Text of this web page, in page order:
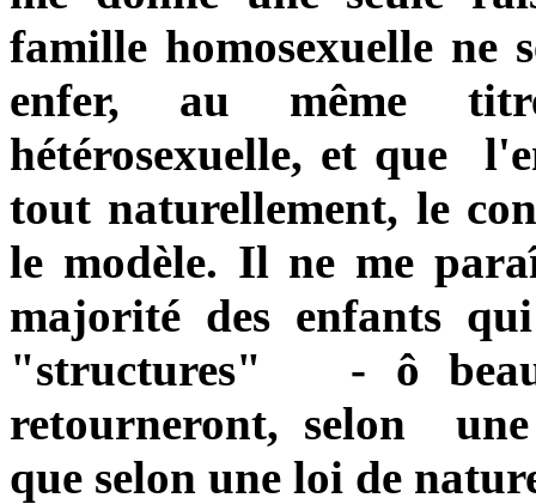
famille homosexuelle ne
enfer, au même
hétérosexuelle, et que
tout naturellement, le
le modèle. Il ne me
majorité des enfants
"structures" - ô
retourneront, selon
que selon une loi de